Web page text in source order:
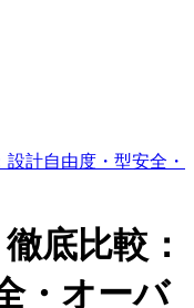
計自由度・型安全・
底比較：
・オーバ